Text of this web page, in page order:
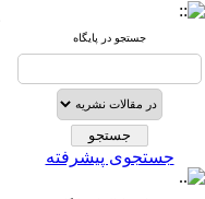
جستجو در پایگاه
جستجوی پیشرفته